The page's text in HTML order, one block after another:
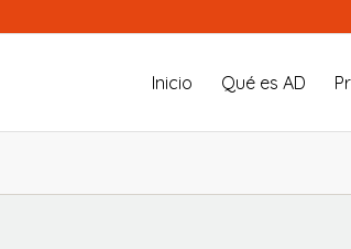
Inicio Qué es AD